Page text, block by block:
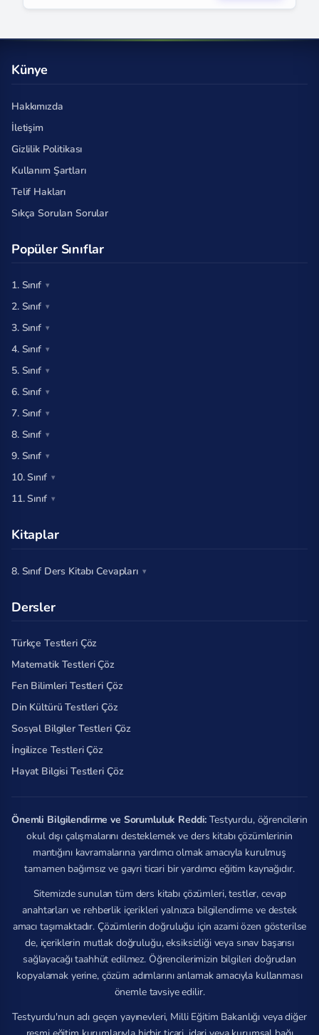
Künye
Hakkımızda
İletişim
Gizlilik Politikası
Kullanım Şartları
Telif Hakları
Sıkça Sorulan Sorular
Popüler Sınıflar
1. Sınıf
2. Sınıf
3. Sınıf
4. Sınıf
5. Sınıf
6. Sınıf
7. Sınıf
8. Sınıf
9. Sınıf
10. Sınıf
11. Sınıf
Kitaplar
8. Sınıf Ders Kitabı Cevapları
Dersler
Türkçe Testleri Çöz
Matematik Testleri Çöz
Fen Bilimleri Testleri Çöz
Din Kültürü Testleri Çöz
Sosyal Bilgiler Testleri Çöz
İngilizce Testleri Çöz
Hayat Bilgisi Testleri Çöz
Önemli Bilgilendirme ve Sorumluluk Reddi: Testyurdu, öğrencilerin
okul dışı çalışmalarını desteklemek ve ders kitabı çözümlerinin
mantığını kavramalarına yardımcı olmak amacıyla kurulmuş
tamamen bağımsız ve gayri ticari bir yardımcı eğitim kaynağıdır.
Sitemizde sunulan tüm ders kitabı çözümleri, testler, cevap
anahtarları ve rehberlik içerikleri yalnızca bilgilendirme ve destek
amacı taşımaktadır. Çözümlerin doğruluğu için azami özen gösterilse
de, içeriklerin mutlak doğruluğu, eksiksizliği veya sınav başarısı
sağlayacağı taahhüt edilmez. Öğrencilerimizin bilgileri doğrudan
kopyalamak yerine, çözüm adımlarını anlamak amacıyla kullanması
önemle tavsiye edilir.
Testyurdu'nun adı geçen yayınevleri, Milli Eğitim Bakanlığı veya diğer